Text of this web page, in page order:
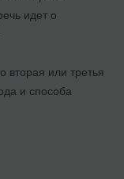
идет о
вторая или третья
и способа